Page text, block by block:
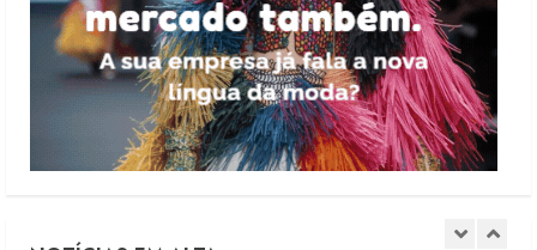
5
Morena Rosa lança franquia com
estoque consignado
4 de agosto de 2026
6 de agosto de 2026